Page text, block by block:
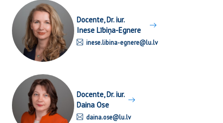
Docente, Dr. iur.
Inese Lībiņa-Egnere
inese.libina-egnere@lu.lv
Docente, Dr. iur.
Daina Ose
daina.ose@lu.lv